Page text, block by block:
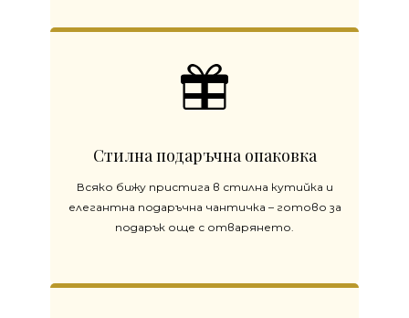
Стилна подаръчна опаковка
Всяко бижу пристига в стилна кутийка и
елегантна подаръчна чантичка – готово за
подарък още с отварянето.